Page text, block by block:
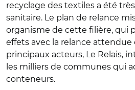
recyclage des textiles a été
sanitaire. Le plan de relance
organisme de cette filière, qui
effets avec la relance attendue
principaux acteurs, Le Relais,
les milliers de communes qui
conteneurs.